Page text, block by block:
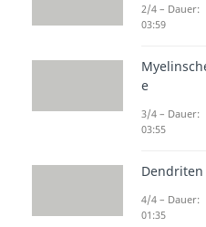
2/4 – Dauer:
03:59
e
3/4 – Dauer:
03:55
Dendriten
4/4 – Dauer:
01:35